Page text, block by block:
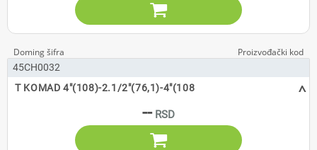

45CH0032
T KOMAD 4"(108)-2.1/2"(76,1)-4"(108
--
^
